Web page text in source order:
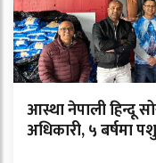
आस्था नेपाली हिन्दू
अधिकारी, ५ बर्षमा